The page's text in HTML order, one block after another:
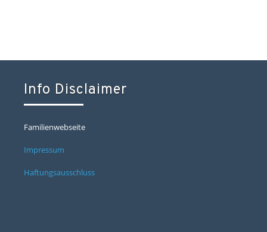
Info Disclaimer
Familienwebseite
Impressum
Haftungsausschluss